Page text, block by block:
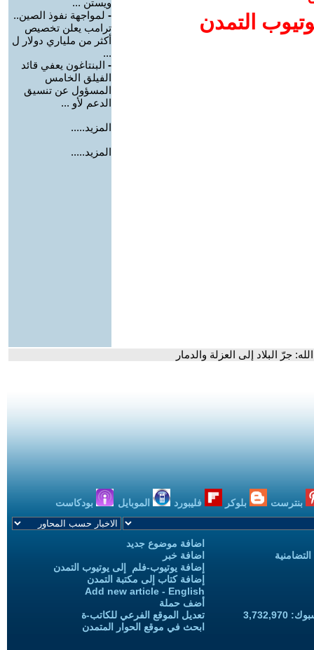
التمدن
ويستن ...
- لمواجهة نفوذ الصين..
ترامب يعلن تخصيص
أكثر من ملياري دولار ل
...
- البنتاغون يعفي قائد
الفيلق الخامس
المسؤول عن تنسيق
الدعم لأو ...
المزيد.....
المزيد.....
جرّ البلاد إلى العزلة والدمار
بنترست بلوكر فليبورد الموبايل بودكاست
اضافة موضوع جديد
اضافة خبر
إضافة يوتيوب-فلم إلى يوتيوب التمدن
إضافة كتاب إلى مكتبة التمدن
Add new article - English
أضف حملة
تعديل الموقع الفرعي للكاتب-ة
ابحث في موقع الحوار المتمدن